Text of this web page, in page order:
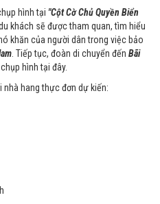
hình tại "Cột Cờ Chủ Quyền Biển
khách sẽ được tham quan, tìm hiểu
khăn của người dân trong việc bảo
. Tiếp tục, đoàn di chuyển đến Bãi
hình tại đây.
hang thực đơn dự kiến: